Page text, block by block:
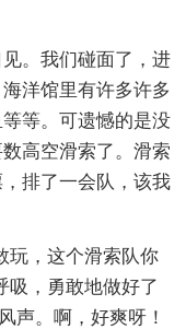
。我们碰面了，进
洋馆里有许多许多
等。可遗憾的是没
高空滑索了。滑索
排了一会队，该我
玩，这个滑索队你
吸，勇敢地做好了
声。啊，好爽呀！